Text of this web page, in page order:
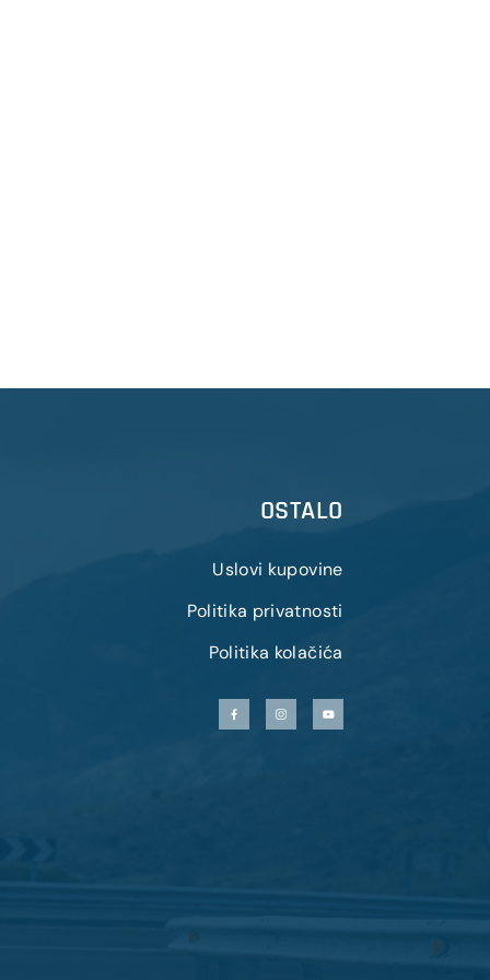
OSTALO
Uslovi kupovine
Politika privatnosti
Politika kolačića